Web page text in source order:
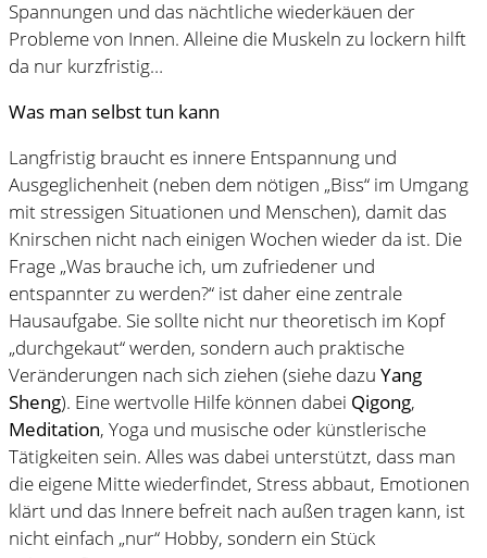
Spannungen und das nächtliche wiederkäuen der
Probleme von Innen. Alleine die Muskeln zu lockern hilft
da nur kurzfristig…
Was man selbst tun kann
Langfristig braucht es innere Entspannung und
Ausgeglichenheit (neben dem nötigen „Biss“ im Umgang
mit stressigen Situationen und Menschen), damit das
Knirschen nicht nach einigen Wochen wieder da ist. Die
Frage „Was brauche ich, um zufriedener und
entspannter zu werden?“ ist daher eine zentrale
Hausaufgabe. Sie sollte nicht nur theoretisch im Kopf
„durchgekaut“ werden, sondern auch praktische
Veränderungen nach sich ziehen (siehe dazu Yang
Sheng). Eine wertvolle Hilfe können dabei Qigong,
Meditation, Yoga und musische oder künstlerische
Tätigkeiten sein. Alles was dabei unterstützt, dass man
die eigene Mitte wiederfindet, Stress abbaut, Emotionen
klärt und das Innere befreit nach außen tragen kann, ist
nicht einfach „nur“ Hobby, sondern ein Stück